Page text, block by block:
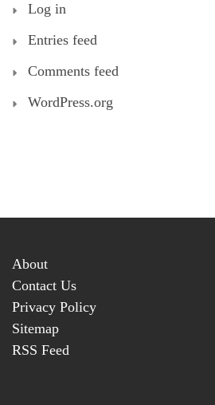
Log in
Entries feed
Comments feed
WordPress.org
About
Contact Us
Privacy Policy
Sitemap
RSS Feed